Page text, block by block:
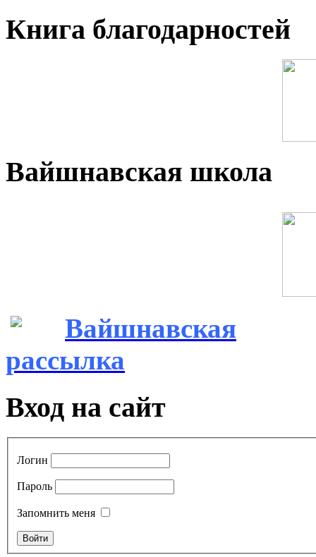
Книга благодарностей
Вайшнавская школа
Вайшнавская
рассылка
Вход на сайт
Логин
Пароль
Запомнить меня